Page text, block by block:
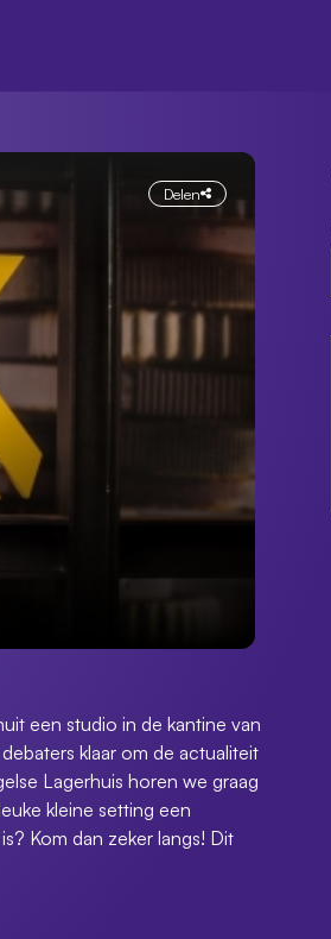
Delen
een studio in de kantine van
klaar om de actualiteit
Lagerhuis horen we graag
kleine setting een
Kom dan zeker langs! Dit